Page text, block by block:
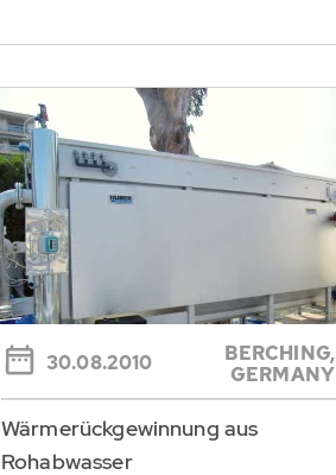
30.08.2010
BERCHING,
GERMANY
Wärmerückgewinnung aus
Rohabwasser